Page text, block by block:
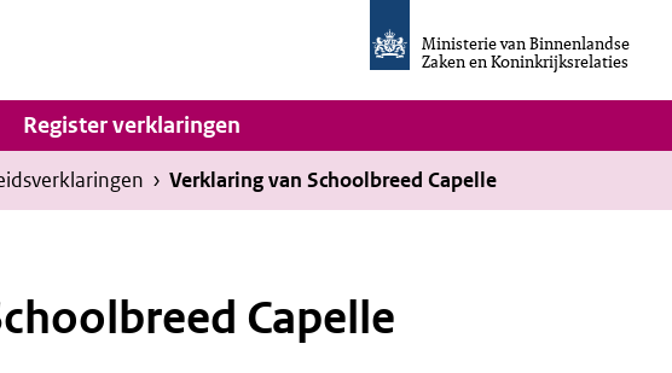
Ministerie van Binnenlandse
Zaken en Koninkrijksrelaties
van
Invulassistent
Toegankelijkheidsverklaring
Hoofdnavigatie
Register verklaringen
› Verklaring van Schoolbreed Capelle
Capelle